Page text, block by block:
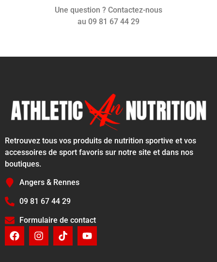
Une question ? Contactez-nous
au 09 81 67 44 29
Retrouvez tous vos produits de nutrition sportive et vos
accessoires de sport favoris sur notre site et dans nos
boutiques.
Angers & Rennes
09 81 67 44 29
Formulaire de contact